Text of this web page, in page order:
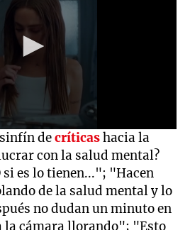
decríticashacia la
con la salud mental?
si es lo tienen..."; "Hacen
de la salud mental y lo
no dudan un minuto en
la cámara llorando"; "Esto